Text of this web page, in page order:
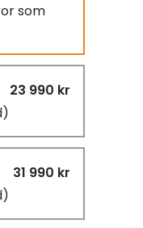
som
23 990 kr
31 990 kr